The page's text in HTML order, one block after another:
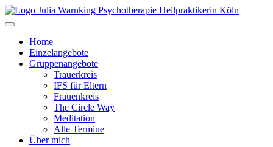
Zum
Inhalt
Home
Einzelangebote
Gruppenangebote
Trauerkreis
IFS für Eltern
Frauenkreis
The Circle Way
Meditation
Alle Termine
Über mich